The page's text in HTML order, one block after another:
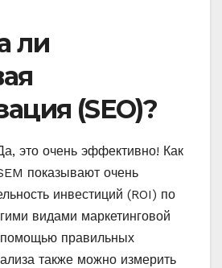
ли
(SEO)?
это очень эффективно! Как
показывают очень
инвестиций (ROI) по
видами маркетинговой
помощью правильных
также можно измерить